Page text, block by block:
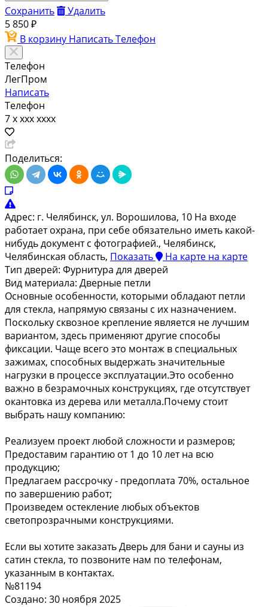
Сохранить
Удалить
5 850 ₽
В корзину НаписатьТелефон
Телефон
ЛегПром
Написать
Телефон
7 x xxx xxxx
Поделиться:
Адрес: г. Челябинск, ул. Ворошилова, 10 На входе
работает охрана, при себе обязательно иметь какой-
нибудь документ с фотографией., Челябинск,
Челябинская область, Показать На карте на карте
Тип дверей: Фурнитура для дверей
Вид материала: Дверные петли
Основные особенности, которыми обладают петли
для стекла, напрямую связаны с их назначением.
Поскольку сквозное крепление является не лучшим
вариантом, здесь применяют другие способы
фиксации. Чаще всего это монтаж в специальных
зажимах, способных выдержать значительные
нагрузки в процессе эксплуатации.Это особенно
важно в безрамочных конструкциях, где отсутствует
окантовка из дерева или металла.Почему стоит
выбрать нашу компанию:
Реализуем проект любой сложности и размеров;
Предоставим гарантию от 1 до 10 лет на всю
продукцию;
Предлагаем рассрочку - предоплата 70%, остальное
по завершению работ;
Произведем остекление любых объектов
светопрозрачными конструкциями.
Если вы хотите заказать Дверь для бани и сауны из
сатин стекла, то позвоните нам по телефонам,
указанным в контактах.
№81194
Создано: 30 ноября 2025